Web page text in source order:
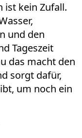
ist kein Zufall.
und den
Tageszeit
das macht den
sorgt dafür,
um noch ein